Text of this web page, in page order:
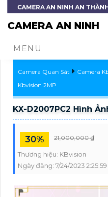
CAMERA AN NINH AN
CAMERA AN NINH
MENU
Camera Quan Sát Camera
Kbvision 2MP
KX-D2007PC2 Hình
30% 21,000,000 ₫
Thương hiệu: KBvision
Ngày đăng: 7/24/2023